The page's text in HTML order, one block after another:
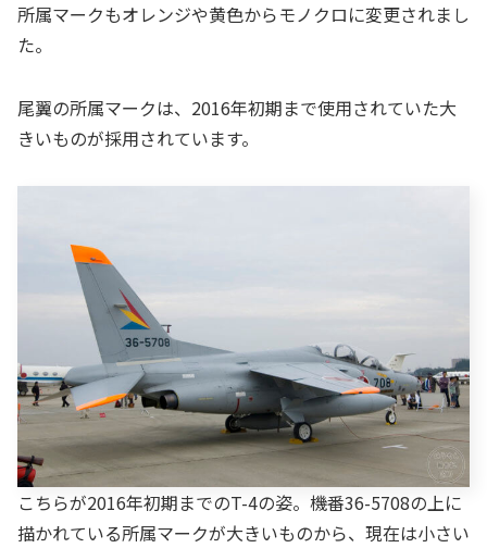
所属マークもオレンジや黄色からモノクロに変更されまし
た。
尾翼の所属マークは、2016年初期まで使用されていた大
きいものが採用されています。
こちらが2016年初期までのT-4の姿。機番36-5708の上に
描かれている所属マークが大きいものから、現在は小さい